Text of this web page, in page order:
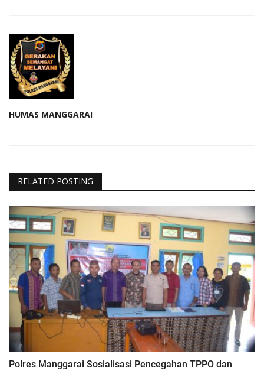
HUMAS MANGGARAI
RELATED POSTING
Polres Manggarai Sosialisasi Pencegahan TPPO dan